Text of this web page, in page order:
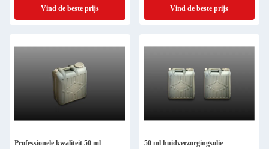
Vind de beste prijs Vind de beste prijs
Professionele kwaliteit 50 ml
50 ml huidverzorgingsolie